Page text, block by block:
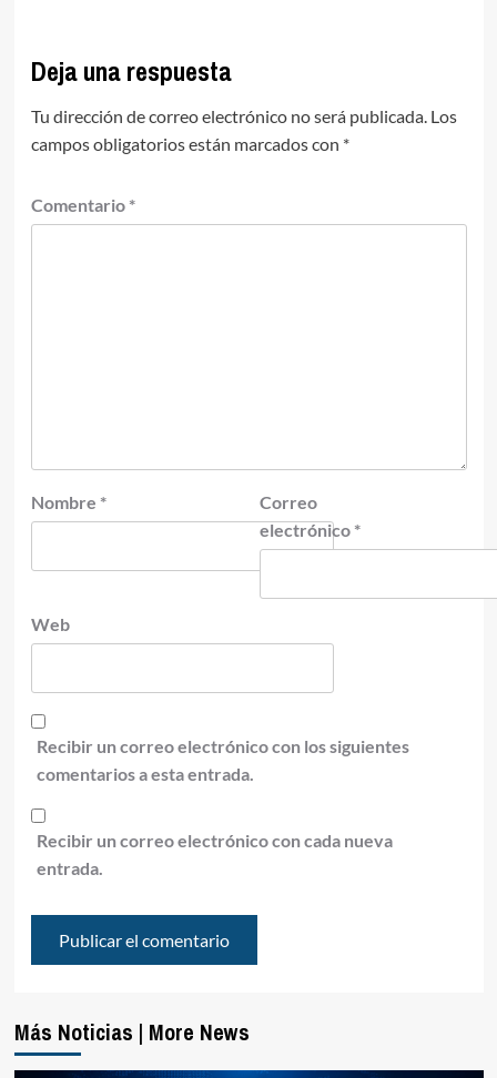
Deja una respuesta
Tu dirección de correo electrónico no será publicada. Los
campos obligatorios están marcados con *
Comentario *
Nombre *
Correo
electrónico *
Web
Recibir un correo electrónico con los siguientes
comentarios a esta entrada.
Recibir un correo electrónico con cada nueva
entrada.
Más Noticias | More News